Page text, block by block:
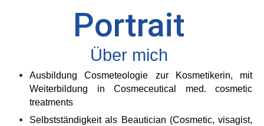
Portrait
Über mich
Ausbildung Cosmeteologie zur Kosmetikerin, mit
Weiterbildung in Cosmeceutical med. cosmetic
treatments
Selbstständigkeit als Beautician (Cosmetic, visagist,